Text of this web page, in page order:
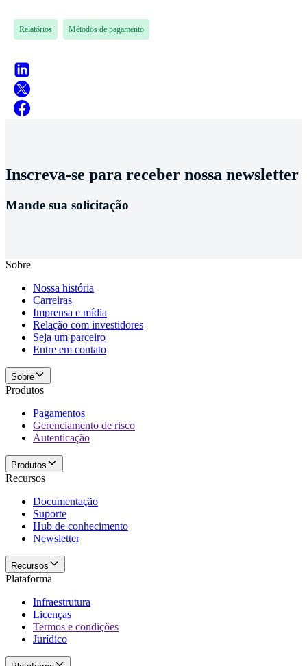
Relatórios Métodos de pagamento
Inscreva-se para receber nossa newsletter
Mande sua solicitação
Sobre
Nossa história
Carreiras
Imprensa e mídia
Relação com investidores
Seja um parceiro
Entre em contato
Sobre
Produtos
Pagamentos
Gerenciamento de risco
Autenticação
Produtos
Recursos
Documentação
Suporte
Hub de conhecimento
Newsletter
Recursos
Plataforma
Infraestrutura
Licenças
Termos e condições
Jurídico